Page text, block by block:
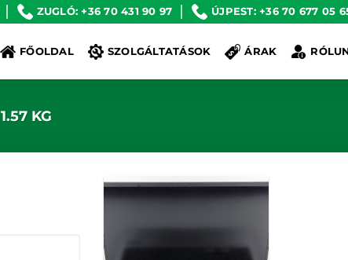
ZUGLÓ: +36 70 431 90 97 ÚJPEST: +36 70 677 05
FŐOLDAL SZOLGÁLTATÁSOK ÁRAK
1.57 KG